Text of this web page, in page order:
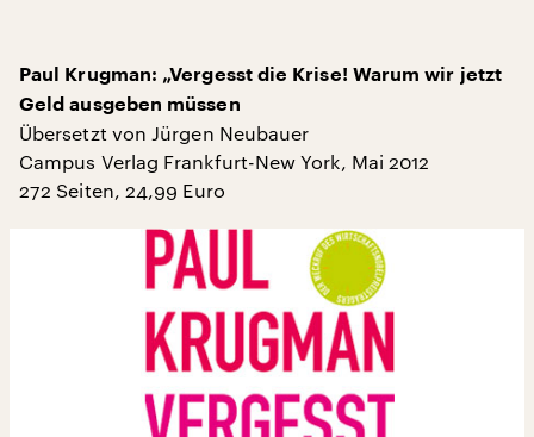
Paul Krugman: „Vergesst die Krise! Warum wir jetzt
Geld ausgeben müssen
Übersetzt von Jürgen Neubauer
Campus Verlag Frankfurt-New York, Mai 2012
272 Seiten, 24,99 Euro